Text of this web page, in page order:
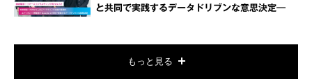
と共同で実践するデータドリブンな意思決定―
もっと見る